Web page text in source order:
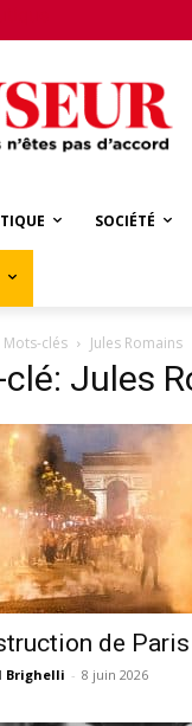
SOCIÉTÉ
Mots-clés Jules Romains
Jules
de Paris
Brighelli - 8 juin 2026